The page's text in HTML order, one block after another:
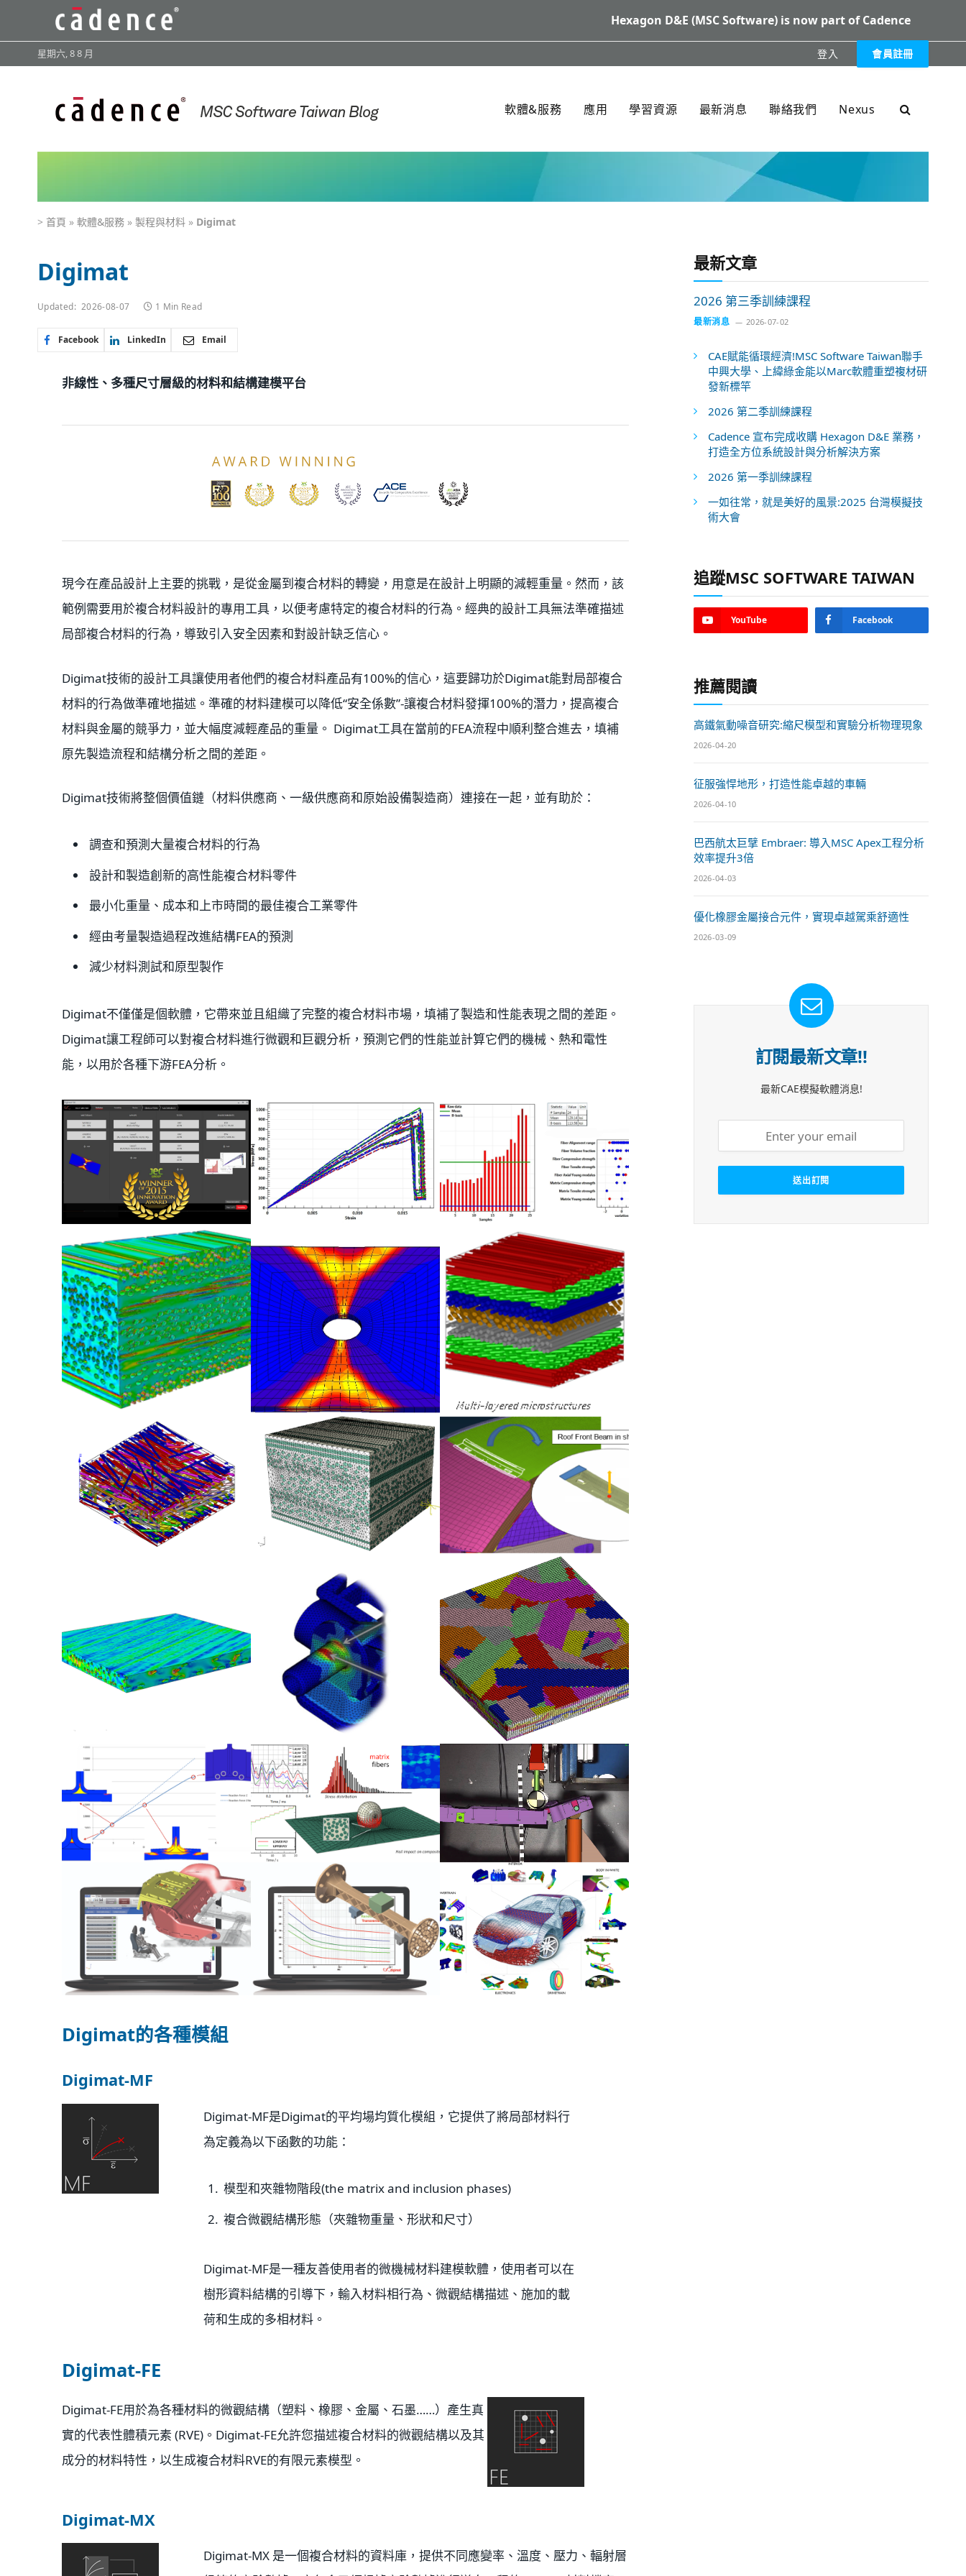
Hexagon D&E (MSC Software) is now part of Cadence
星期六, 8 8 月 登入
會員註冊
軟體&服務 應用 學習資源 最新消息 聯絡我們 Nexus
> 首頁 » 軟體&服務 » 製程與材料 » Digimat
Digimat
Updated: 2026-08-07 1 Min Read
Facebook LinkedIn Email
非線性、多種尺寸層級的材料和結構建模平台
現今在產品設計上主要的挑戰，是從金屬到複合材料的轉變，用意是在設計上明顯的減輕重量。然而，該
範例需要用於複合材料設計的專用工具，以便考慮特定的複合材料的行為。經典的設計工具無法準確描述
局部複合材料的行為，導致引入安全因素和對設計缺乏信心。
Digimat技術的設計工具讓使用者他們的複合材料產品有100%的信心，這要歸功於Digimat能對局部複合
材料的行為做準確地描述。準確的材料建模可以降低“安全係數”-讓複合材料發揮100%的潛力，提高複合
材料與金屬的競爭力，並大幅度減輕產品的重量。 Digimat工具在當前的FEA流程中順利整合進去，填補
原先製造流程和結構分析之間的差距。
Digimat技術將整個價值鏈（材料供應商、一級供應商和原始設備製造商）連接在一起，並有助於：
調查和預測大量複合材料的行為
設計和製造創新的高性能複合材料零件
最小化重量、成本和上市時間的最佳複合工業零件
經由考量製造過程改進結構FEA的預測
減少材料測試和原型製作
Digimat不僅僅是個軟體，它帶來並且組織了完整的複合材料市場，填補了製造和性能表現之間的差距。
Digimat讓工程師可以對複合材料進行微觀和巨觀分析，預測它們的性能並計算它們的機械、熱和電性
能，以用於各種下游FEA分析。
Digimat的各種模組
Digimat-MF
Digimat-MF是Digimat的平均場均質化模組，它提供了將局部材料行
為定義為以下函數的功能：
模型和夾雜物階段(the matrix and inclusion phases)
複合微觀結構形態（夾雜物重量、形狀和尺寸）
Digimat-MF是一種友善使用者的微機械材料建模軟體，使用者可以在
樹形資料結構的引導下，輸入材料相行為、微觀結構描述、施加的載
荷和生成的多相材料。
Digimat-FE
Digimat-FE用於為各種材料的微觀結構（塑料、橡膠、金屬、石墨……）產生真
實的代表性體積元素 (RVE)。Digimat-FE允許您描述複合材料的微觀結構以及其
成分的材料特性，以生成複合材料RVE的有限元素模型。
Digimat-MX
Digimat-MX 是一個複合材料的資料庫，提供不同應變率、溫度、壓力、輻射層
最新文章
2026 第三季訓練課程
最新消息 2026-07-02
CAE賦能循環經濟!MSC Software Taiwan聯手
中興大學、上緯綠金能以Marc軟體重塑複材研
發新標竿
2026 第二季訓練課程
Cadence 宣布完成收購 Hexagon D&E 業務，
打造全方位系統設計與分析解決方案
2026 第一季訓練課程
一如往常，就是美好的風景:2025 台灣模擬技
術大會
追蹤MSC SOFTWARE TAIWAN
YouTube Facebook
推薦閱讀
高鐵氣動噪音研究:縮尺模型和實驗分析物理現象
2026-04-20
征服強悍地形，打造性能卓越的車輛
2026-04-10
巴西航太巨擘 Embraer: 導入MSC Apex工程分析
效率提升3倍
2026-04-03
優化橡膠金屬接合元件，實現卓越駕乘舒適性
2026-03-09
訂閱最新文章!!
最新CAE模擬軟體消息!